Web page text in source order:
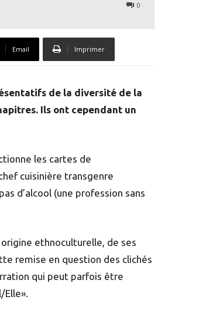
0
Email Imprimer
de la diversité de la
Ils ont cependant un
les cartes de
cuisinière transgenre
d’alcool (une profession sans
ethnoculturelle, de ses
remise en question des clichés
qui peut parfois être
Elle».